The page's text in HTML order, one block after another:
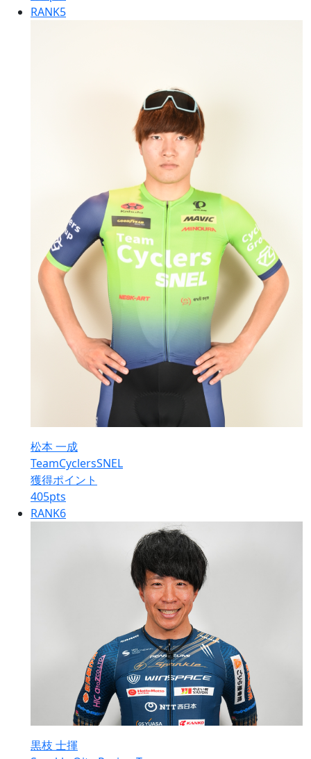
RANK5
松本 一成
TeamCyclersSNEL
獲得ポイント
405pts
RANK6
黒枝 士揮